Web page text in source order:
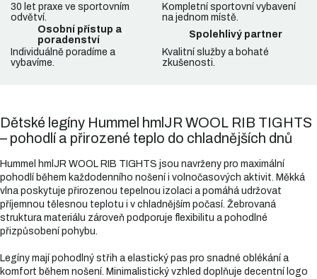
30 let praxe ve sportovním
odvětví.
Kompletní sportovní vybavení
na jednom místě.
Osobní přístup a
poradenství
Individuálně poradíme a
vybavíme.
Spolehlivý partner
Kvalitní služby a bohaté
zkušenosti.
Dětské legíny Hummel hmlJR WOOL RIB TIGHTS
– pohodlí a přirozené teplo do chladnějších dnů
Hummel hmlJR WOOL RIB TIGHTS jsou navrženy pro maximální
pohodlí během každodenního nošení i volnočasových aktivit. Měkká
vlna poskytuje přirozenou tepelnou izolaci a pomáhá udržovat
příjemnou tělesnou teplotu i v chladnějším počasí. Žebrovaná
struktura materiálu zároveň podporuje flexibilitu a pohodlné
přizpůsobení pohybu.
Legíny mají pohodlný střih a elastický pas pro snadné oblékání a
komfort během nošení. Minimalistický vzhled doplňuje decentní logo